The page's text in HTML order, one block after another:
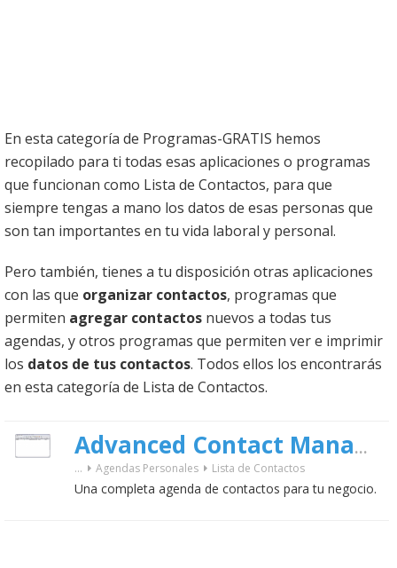
En esta categoría de Programas-GRATIS hemos
recopilado para ti todas esas aplicaciones o programas
que funcionan como Lista de Contactos, para que
siempre tengas a mano los datos de esas personas que
son tan importantes en tu vida laboral y personal.
Pero también, tienes a tu disposición otras aplicaciones
con las que organizar contactos, programas que
permiten agregar contactos nuevos a todas tus
agendas, y otros programas que permiten ver e imprimir
los datos de tus contactos. Todos ellos los encontrarás
en esta categoría de Lista de Contactos.
Advanced Contact Manager Personal
... Agendas Personales Lista de Contactos
Una completa agenda de contactos para tu negocio.